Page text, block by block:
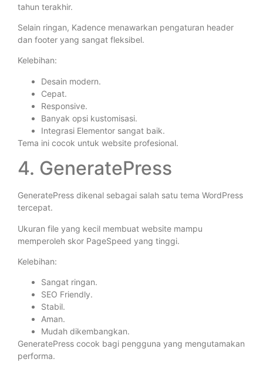
tahun terakhir.
Selain ringan, Kadence menawarkan pengaturan header
dan footer yang sangat fleksibel.
Kelebihan:
Desain modern.
Cepat.
Responsive.
Banyak opsi kustomisasi.
Integrasi Elementor sangat baik.
Tema ini cocok untuk website profesional.
4. GeneratePress
GeneratePress dikenal sebagai salah satu tema WordPress
tercepat.
Ukuran file yang kecil membuat website mampu
memperoleh skor PageSpeed yang tinggi.
Kelebihan:
Sangat ringan.
SEO Friendly.
Stabil.
Aman.
Mudah dikembangkan.
GeneratePress cocok bagi pengguna yang mengutamakan
performa.